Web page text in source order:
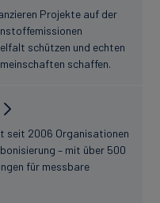
Projekte auf der
schützen und echten
schaffen.
seit 2006 Organisationen
– mit über 500
für messbare